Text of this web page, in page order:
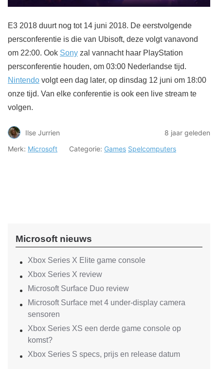
E3 2018 duurt nog tot 14 juni 2018. De eerstvolgende
persconferentie is die van Ubisoft, deze volgt vanavond
om 22:00. Ook Sony zal vannacht haar PlayStation
persconferentie houden, om 03:00 Nederlandse tijd.
Nintendo volgt een dag later, op dinsdag 12 juni om 18:00
onze tijd. Van elke conferentie is ook een live stream te
volgen.
Ilse Jurrien
8 jaar geleden
Merk: Microsoft Categorie: Games Spelcomputers
Microsoft nieuws
Xbox Series X Elite game console
Xbox Series X review
Microsoft Surface Duo review
Microsoft Surface met 4 under-display camera
sensoren
Xbox Series XS een derde game console op
komst?
Xbox Series S specs, prijs en release datum